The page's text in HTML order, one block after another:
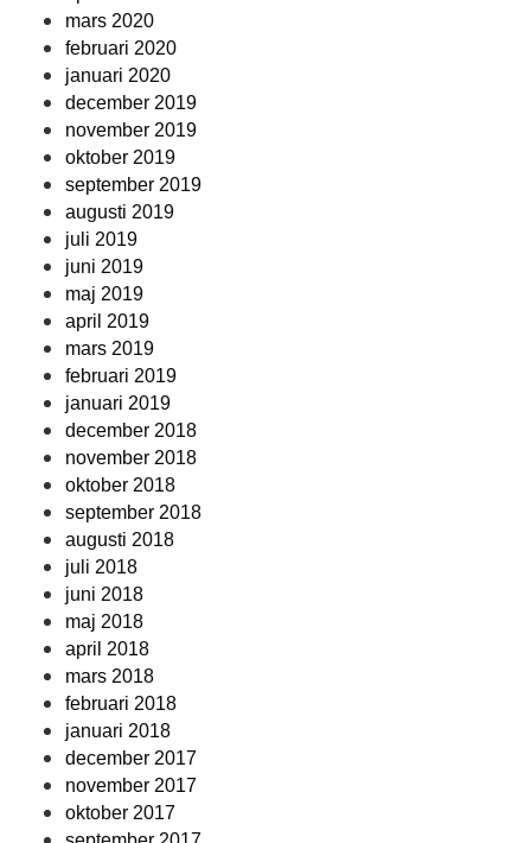
mars 2020
februari 2020
januari 2020
december 2019
november 2019
oktober 2019
september 2019
augusti 2019
juli 2019
juni 2019
maj 2019
april 2019
mars 2019
februari 2019
januari 2019
december 2018
november 2018
oktober 2018
september 2018
augusti 2018
juli 2018
juni 2018
maj 2018
april 2018
mars 2018
februari 2018
januari 2018
december 2017
november 2017
oktober 2017